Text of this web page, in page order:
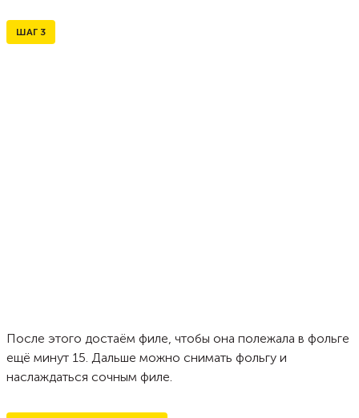
ШАГ 3
После этого достаём филе, чтобы она полежала в фольге
ещё минут 15. Дальше можно снимать фольгу и
наслаждаться сочным филе.